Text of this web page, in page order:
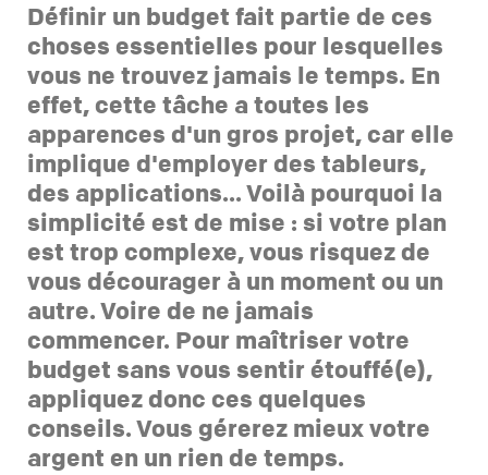
Définir un budget fait partie de ces
choses essentielles pour lesquelles
vous ne trouvez jamais le temps. En
effet, cette tâche a toutes les
apparences d'un gros projet, car elle
implique d'employer des tableurs,
des applications... Voilà pourquoi la
simplicité est de mise : si votre plan
est trop complexe, vous risquez de
vous décourager à un moment ou un
autre. Voire de ne jamais
commencer. Pour maîtriser votre
budget sans vous sentir étouffé(e),
appliquez donc ces quelques
conseils. Vous gérerez mieux votre
argent en un rien de temps.